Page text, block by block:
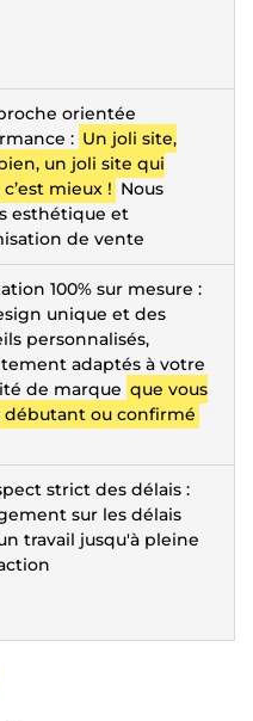
orientée
: Un joli site,
un joli site qui
mieux ! Nous
esthétique et
de vente
100% sur mesure :
unique et des
personnalisés,
adaptés à votre
de marque que vous
débutant ou confirmé
strict des délais :
sur les délais
travail jusqu'à pleine